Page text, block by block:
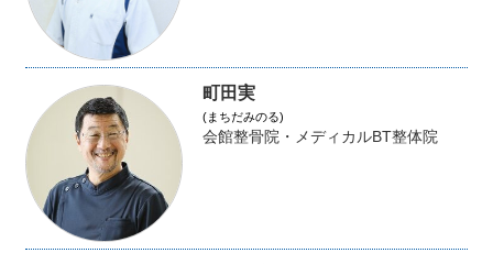
町田実
(まちだみのる)
会館整骨院・メディカルBT整体院